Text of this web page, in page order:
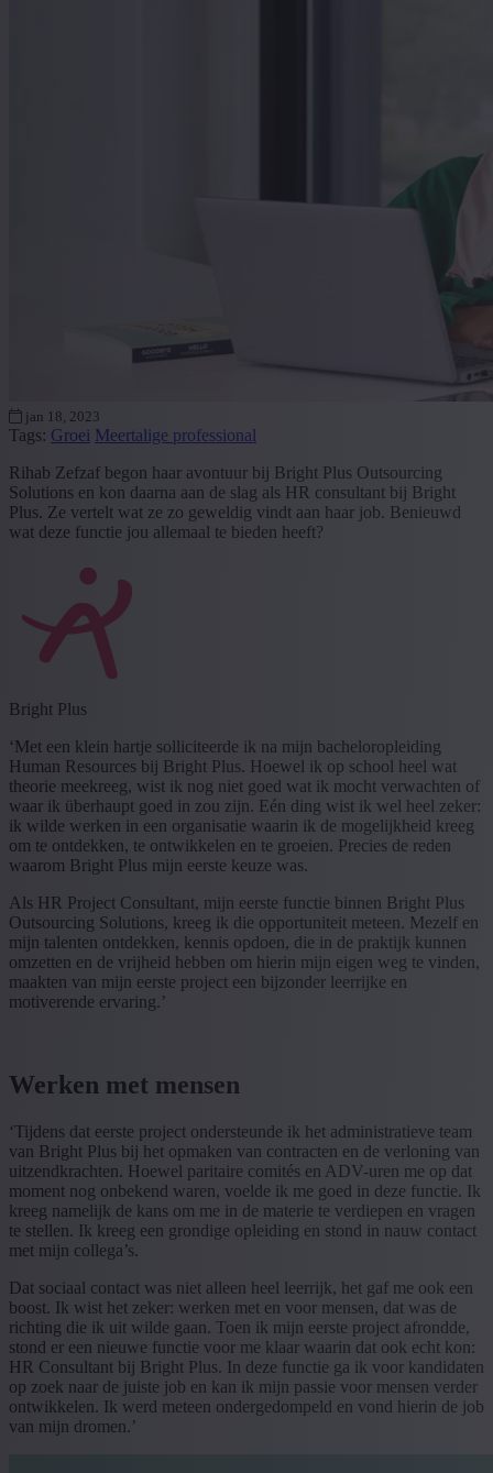
jan 18, 2023
Tags: Groei Meertalige professional
Rihab Zefzaf begon haar avontuur bij Bright Plus Outsourcing
Solutions en kon daarna aan de slag als HR consultant bij Bright
Plus. Ze vertelt wat ze zo geweldig vindt aan haar job. Benieuwd
wat deze functie jou allemaal te bieden heeft?
Bright Plus
‘Met een klein hartje solliciteerde ik na mijn bacheloropleiding
Human Resources bij Bright Plus. Hoewel ik op school heel wat
theorie meekreeg, wist ik nog niet goed wat ik mocht verwachten of
waar ik überhaupt goed in zou zijn. Eén ding wist ik wel heel zeker:
ik wilde werken in een organisatie waarin ik de mogelijkheid kreeg
om te ontdekken, te ontwikkelen en te groeien. Precies de reden
waarom Bright Plus mijn eerste keuze was.
Als HR Project Consultant, mijn eerste functie binnen Bright Plus
Outsourcing Solutions, kreeg ik die opportuniteit meteen. Mezelf en
mijn talenten ontdekken, kennis opdoen, die in de praktijk kunnen
omzetten en de vrijheid hebben om hierin mijn eigen weg te vinden,
maakten van mijn eerste project een bijzonder leerrijke en
motiverende ervaring.’
Werken met mensen
‘Tijdens dat eerste project ondersteunde ik het administratieve team
van Bright Plus bij het opmaken van contracten en de verloning van
uitzendkrachten. Hoewel paritaire comités en ADV-uren me op dat
moment nog onbekend waren, voelde ik me goed in deze functie. Ik
kreeg namelijk de kans om me in de materie te verdiepen en vragen
te stellen. Ik kreeg een grondige opleiding en stond in nauw contact
met mijn collega’s.
Dat sociaal contact was niet alleen heel leerrijk, het gaf me ook een
boost. Ik wist het zeker: werken met en voor mensen, dat was de
richting die ik uit wilde gaan. Toen ik mijn eerste project afrondde,
stond er een nieuwe functie voor me klaar waarin dat ook echt kon:
HR Consultant bij Bright Plus. In deze functie ga ik voor kandidaten
op zoek naar de juiste job en kan ik mijn passie voor mensen verder
ontwikkelen. Ik werd meteen ondergedompeld en vond hierin de job
van mijn dromen.’